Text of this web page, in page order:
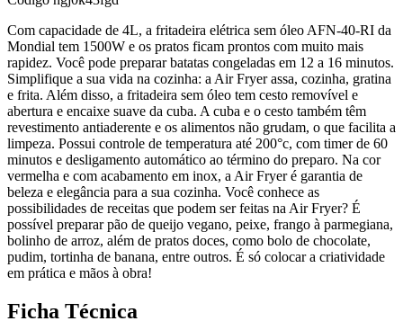
Com capacidade de 4L, a fritadeira elétrica sem óleo AFN-40-RI da
Mondial tem 1500W e os pratos ficam prontos com muito mais
rapidez. Você pode preparar batatas congeladas em 12 a 16 minutos.
Simplifique a sua vida na cozinha: a Air Fryer assa, cozinha, gratina
e frita. Além disso, a fritadeira sem óleo tem cesto removível e
abertura e encaixe suave da cuba. A cuba e o cesto também têm
revestimento antiaderente e os alimentos não grudam, o que facilita a
limpeza. Possui controle de temperatura até 200°c, com timer de 60
minutos e desligamento automático ao término do preparo. Na cor
vermelha e com acabamento em inox, a Air Fryer é garantia de
beleza e elegância para a sua cozinha. Você conhece as
possibilidades de receitas que podem ser feitas na Air Fryer? É
possível preparar pão de queijo vegano, peixe, frango à parmegiana,
bolinho de arroz, além de pratos doces, como bolo de chocolate,
pudim, tortinha de banana, entre outros. É só colocar a criatividade
em prática e mãos à obra!
Ficha Técnica